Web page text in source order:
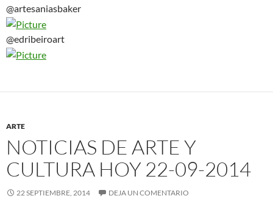
@artesaniasbaker
@edribeiroart
ARTE
NOTICIAS DE ARTE Y
CULTURA HOY 22-09-2014
22 SEPTIEMBRE, 2014 DEJA UN COMENTARIO